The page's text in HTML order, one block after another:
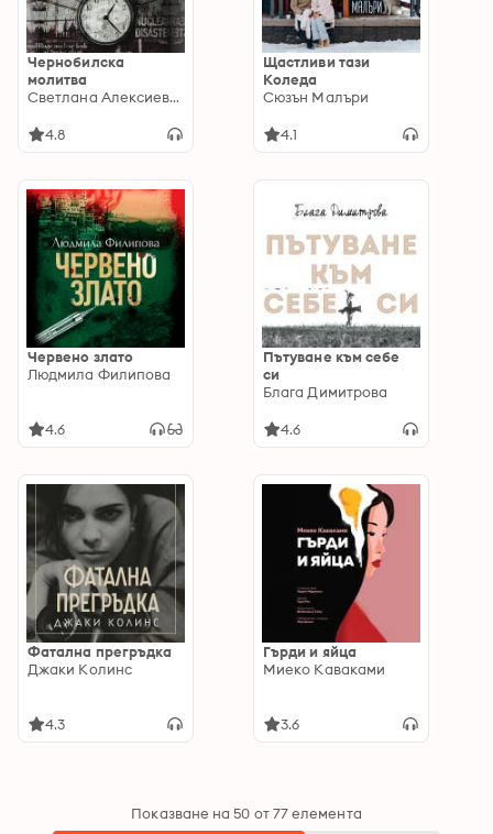
Чернобилска
молитва
Светлана Алексиевич
4.8
Щастливи тази
Коледа
Сюзън Малъри
4.1
Червено злато
Людмила Филипова
4.6
Пътуване към себе
си
Блага Димитрова
4.6
Фатална прегръдка
Джаки Колинс
4.3
Гърди и яйца
Миеко Каваками
3.6
Показване на 50 от 77 елемента